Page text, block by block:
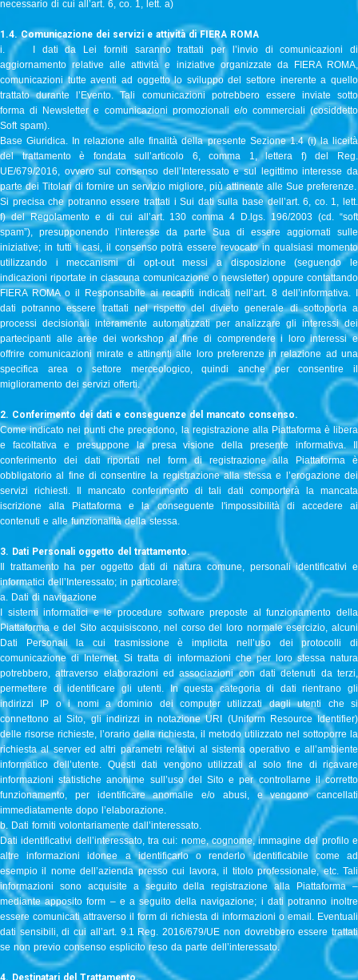
necessario di cui all’art. 6, co. 1, lett. a)
1.4. Comunicazione dei servizi e attività di FIERA ROMA
i. I dati da Lei forniti saranno trattati per l’invio di comunicazioni di
aggiornamento relative alle attività e iniziative organizzate da FIERA ROMA,
comunicazioni tutte aventi ad oggetto lo sviluppo del settore inerente a quello
trattato durante l’Evento. Tali comunicazioni potrebbero essere inviate sotto
forma di Newsletter e comunicazioni promozionali e/o commerciali (cosiddetto
Soft spam).
Base Giuridica. In relazione alle finalità della presente Sezione 1.4 (i) la liceità
del trattamento è fondata sull’articolo 6, comma 1, lettera f) del Reg.
UE/679/2016, ovvero sul consenso dell’Interessato e sul legittimo interesse da
parte dei Titolari di fornire un servizio migliore, più attinente alle Sue preferenze.
Si precisa che potranno essere trattati i Sui dati sulla base dell’art. 6, co. 1, lett.
f) del Regolamento e di cui all’art. 130 comma 4 D.lgs. 196/2003 (cd. “soft
spam”), presupponendo l’interesse da parte Sua di essere aggiornati sulle
iniziative; in tutti i casi, il consenso potrà essere revocato in qualsiasi momento
utilizzando i meccanismi di opt-out messi a disposizione (seguendo le
indicazioni riportate in ciascuna comunicazione o newsletter) oppure contattando
FIERA ROMA o il Responsabile ai recapiti indicati nell’art. 8 dell’informativa. I
dati potranno essere trattati nel rispetto del divieto generale di sottoporla a
processi decisionali interamente automatizzati per analizzare gli interessi dei
partecipanti alle aree dei workshop al fine di comprendere i loro interessi e
offrire comunicazioni mirate e attinenti alle loro preferenze in relazione ad una
specifica area o settore merceologico, quindi anche per consentire il
miglioramento dei servizi offerti.
2. Conferimento dei dati e conseguenze del mancato consenso.
Come indicato nei punti che precedono, la registrazione alla Piattaforma è libera
e facoltativa e presuppone la presa visione della presente informativa. Il
conferimento dei dati riportati nel form di registrazione alla Piattaforma è
obbligatorio al fine di consentire la registrazione alla stessa e l’erogazione dei
servizi richiesti. Il mancato conferimento di tali dati comporterà la mancata
iscrizione alla Piattaforma e la conseguente l'impossibilità di accedere ai
contenuti e alle funzionalità della stessa.
3. Dati Personali oggetto del trattamento.
Il trattamento ha per oggetto dati di natura comune, personali identificativi e
informatici dell’Interessato; in particolare:
a. Dati di navigazione
I sistemi informatici e le procedure software preposte al funzionamento della
Piattaforma e del Sito acquisiscono, nel corso del loro normale esercizio, alcuni
Dati Personali la cui trasmissione è implicita nell’uso dei protocolli di
comunicazione di Internet. Si tratta di informazioni che per loro stessa natura
potrebbero, attraverso elaborazioni ed associazioni con dati detenuti da terzi,
permettere di identificare gli utenti. In questa categoria di dati rientrano gli
indirizzi IP o i nomi a dominio dei computer utilizzati dagli utenti che si
connettono al Sito, gli indirizzi in notazione URI (Uniform Resource Identifier)
delle risorse richieste, l’orario della richiesta, il metodo utilizzato nel sottoporre la
richiesta al server ed altri parametri relativi al sistema operativo e all’ambiente
informatico dell’utente. Questi dati vengono utilizzati al solo fine di ricavare
informazioni statistiche anonime sull’uso del Sito e per controllarne il corretto
funzionamento, per identificare anomalie e/o abusi, e vengono cancellati
immediatamente dopo l’elaborazione.
b. Dati forniti volontariamente dall’interessato.
Dati identificativi dell’interessato, tra cui: nome, cognome, immagine del profilo e
altre informazioni idonee a identificarlo o renderlo identificabile come ad
esempio il nome dell’azienda presso cui lavora, il titolo professionale, etc. Tali
informazioni sono acquisite a seguito della registrazione alla Piattaforma –
mediante apposito form – e a seguito della navigazione; i dati potranno inoltre
essere comunicati attraverso il form di richiesta di informazioni o email. Eventuali
dati sensibili, di cui all’art. 9.1 Reg. 2016/679/UE non dovrebbero essere trattati
se non previo consenso esplicito reso da parte dell’interessato.
4. Destinatari del Trattamento.